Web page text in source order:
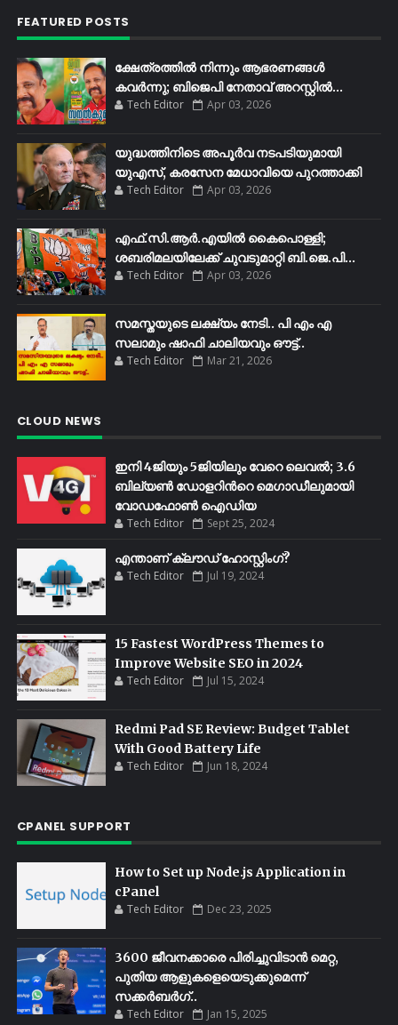
FEATURED POSTS
ക്ഷേത്രത്തിൽ നിന്നും ആഭരണങ്ങൾ
കവർന്നു; ബിജെപി നേതാവ് അറസ്റ്റിൽ...
Tech Editor Apr 03, 2026
യുദ്ധത്തിനിടെ അപൂർവ നടപടിയുമായി
യുഎസ്, കരസേന മേധാവിയെ പുറത്താക്കി
Tech Editor Apr 03, 2026
എഫ്​.സി.ആർ.എയിൽ കൈപൊള്ളി;
ശബരിമലയിലേക്ക്​ ചുവടുമാറ്റി ബി.ജെ.പി...
Tech Editor Apr 03, 2026
സമസ്തയുടെ ലക്ഷ്യം നേടി.. പി എം എ
സലാമും ഷാഫി ചാലിയവും ഔട്ട്..
Tech Editor Mar 21, 2026
CLOUD NEWS
ഇനി 4ജിയും 5ജിയിലും വേറെ ലെവൽ; 3.6
ബില്യണ്‍ ഡോളറിന്‍റെ മെഗാഡീലുമായി
വോഡഫോണ്‍ ഐഡിയ
Tech Editor Sept 25, 2024
എന്താണ് ക്ലൗഡ് ഹോസ്റ്റിംഗ്?
Tech Editor Jul 19, 2024
15 Fastest WordPress Themes to
Improve Website SEO in 2024
Tech Editor Jul 15, 2024
Redmi Pad SE Review: Budget Tablet
With Good Battery Life
Tech Editor Jun 18, 2024
CPANEL SUPPORT
How to Set up Node.js Application in
cPanel
Tech Editor Dec 23, 2025
3600 ജീവനക്കാരെ പിരിച്ചുവിടാൻ മെറ്റ,
പുതിയ ആളുകളെയെടുക്കുമെന്ന്
സക്കർബർഗ്..
Tech Editor Jan 15, 2025